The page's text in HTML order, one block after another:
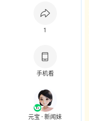
1
手机看
元宝 · 新闻妹